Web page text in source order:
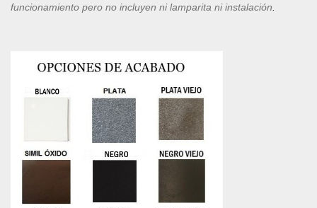
funcionamiento pero no incluyen ni lamparita ni instalación.